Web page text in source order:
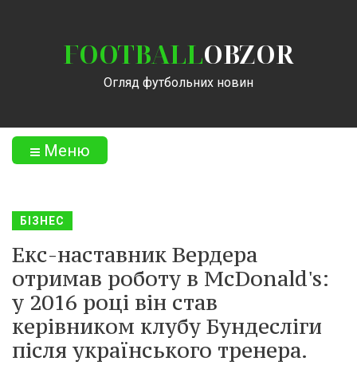
FOOTBALLOBZOR
Огляд футбольних новин
Меню
БІЗНЕС
Екс-наставник Вердера
отримав роботу в McDonald's:
у 2016 році він став
керівником клубу Бундесліги
після українського тренера.